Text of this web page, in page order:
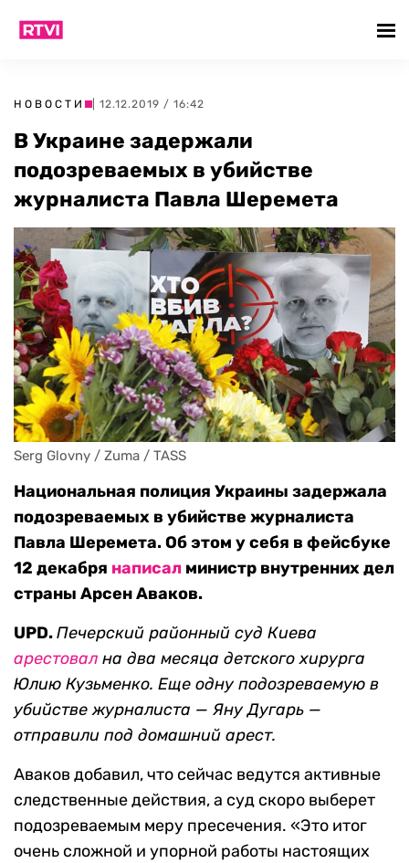
НОВОСТИ | 12.12.2019 / 16:42
В Украине задержали
подозреваемых в убийстве
журналиста Павла Шеремета
Serg Glovny / Zuma / TASS
Национальная полиция Украины задержала
подозреваемых в убийстве журналиста
Павла Шеремета. Об этом у себя в фейсбуке
12 декабря написал министр внутренних дел
страны Арсен Аваков.
UPD.Печерский районный суд Киева
арестовал на два месяца детского хирурга
Юлию Кузьменко. Еще одну подозреваемую в
убийстве журналиста — Яну Дугарь —
отправили под домашний арест.
Аваков добавил, что сейчас ведутся активные
следственные действия, а суд скоро выберет
подозреваемым меру пресечения. «Это итог
очень сложной и упорной работы настоящих